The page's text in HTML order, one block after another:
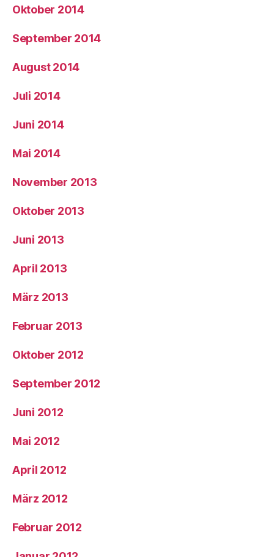
Oktober 2014
September 2014
August 2014
Juli 2014
Juni 2014
Mai 2014
November 2013
Oktober 2013
Juni 2013
April 2013
März 2013
Februar 2013
Oktober 2012
September 2012
Juni 2012
Mai 2012
April 2012
März 2012
Februar 2012